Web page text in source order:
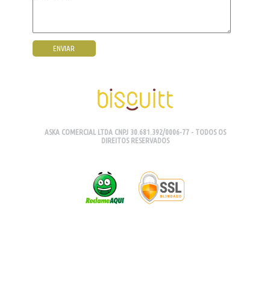
ASKA COMERCIAL LTDA CNPJ 30.681.392/0006-77 - TODOS OS
DIREITOS RESERVADOS